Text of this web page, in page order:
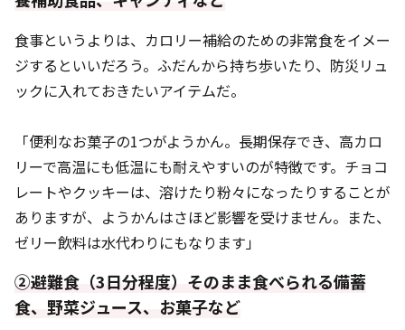
食事というよりは、カロリー補給のための非常食をイメー
ジするといいだろう。ふだんから持ち歩いたり、防災リュ
ックに入れておきたいアイテムだ。
「便利なお菓子の1つがようかん。長期保存でき、高カロ
リーで高温にも低温にも耐えやすいのが特徴です。チョコ
レートやクッキーは、溶けたり粉々になったりすることが
ありますが、ようかんはさほど影響を受けません。また、
ゼリー飲料は水代わりにもなります」
②避難食（3日分程度）そのまま食べられる備蓄
食、野菜ジュース、お菓子など